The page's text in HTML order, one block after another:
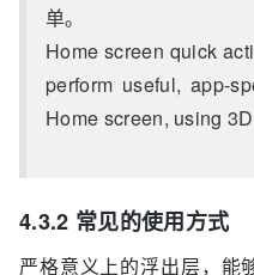
单。
Home screen quick
perform useful, app-
Home screen, using
4.3.2 常见的使用方式
严格意义上的浮出层，能